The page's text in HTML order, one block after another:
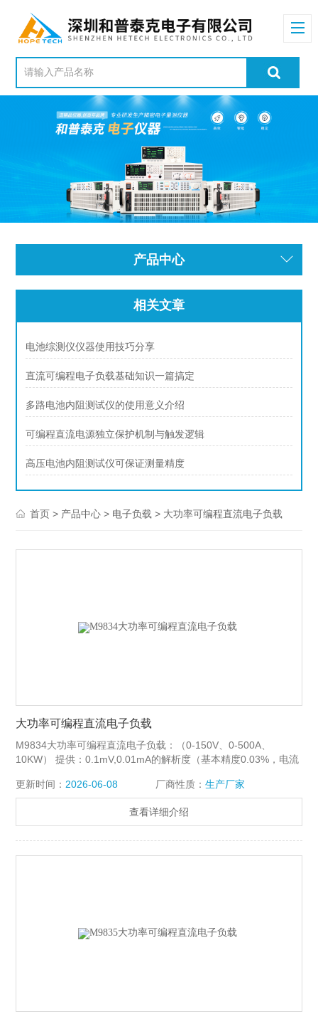
产品中心
相关文章
电池综测仪仪器使用技巧分享
直流可编程电子负载基础知识一篇搞定
多路电池内阻测试仪的使用意义介绍
可编程直流电源独立保护机制与触发逻辑
高压电池内阻测试仪可保证测量精度
首页 > 产品中心 > 电子负载 > 大功率可编程直流电子负载
大功率可编程直流电子负载
M9834大功率可编程直流电子负载：（0-150V、0-500A、
10KW） 提供：0.1mV,0.01mA的解析度（基本精度0.03%，电流
压，恒阻+恒压
更新时间： 2026-06-08 厂商性质： 生产厂家
查看详细介绍